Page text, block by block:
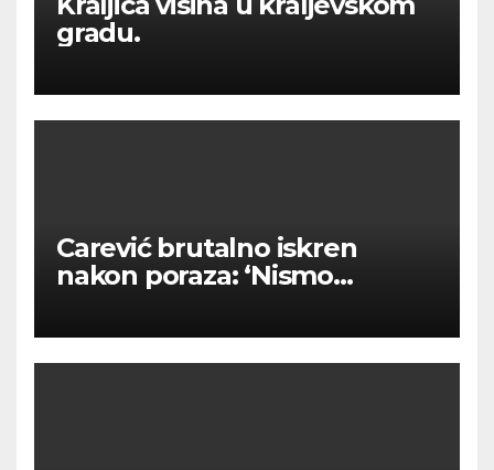
gradu.
Carević brutalno iskren
nakon poraza: ‘Nismo